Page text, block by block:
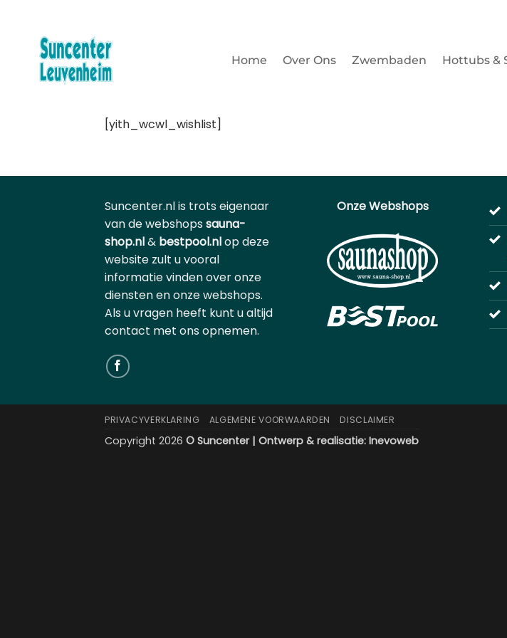
Home Over Ons Zwembaden Hottubs &
[yith_wcwl_wishlist]
Suncenter.nl is trots eigenaar
van de webshopssauna-
shop.nl& bestpool.nlop deze
website zult u vooral
informatie vinden over onze
diensten en onze webshops.
Als u vragen heeft kunt u altijd
contact met ons opnemen.
Onze Webshops
PRIVACYVERKLARING ALGEMENE VOORWAARDEN DISCLAIMER
Copyright 2026 © Suncenter | Ontwerp & realisatie: Inevoweb